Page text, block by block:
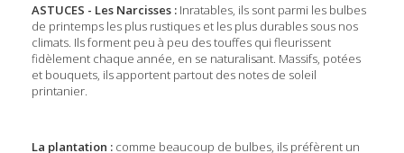
ASTUCES - Les Narcisses : Inratables, ils sont parmi les bulbes
de printemps les plus rustiques et les plus durables sous nos
climats. Ils forment peu à peu des touffes qui fleurissent
fidèlement chaque année, en se naturalisant. Massifs, potées
et bouquets, ils apportent partout des notes de soleil
printanier.
La plantation : comme beaucoup de bulbes, ils préfèrent un